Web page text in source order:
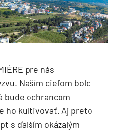
pre nás
Naším cieľom bolo
bude ochrancom
ho kultivovať. Aj preto
s ďalším okázalým